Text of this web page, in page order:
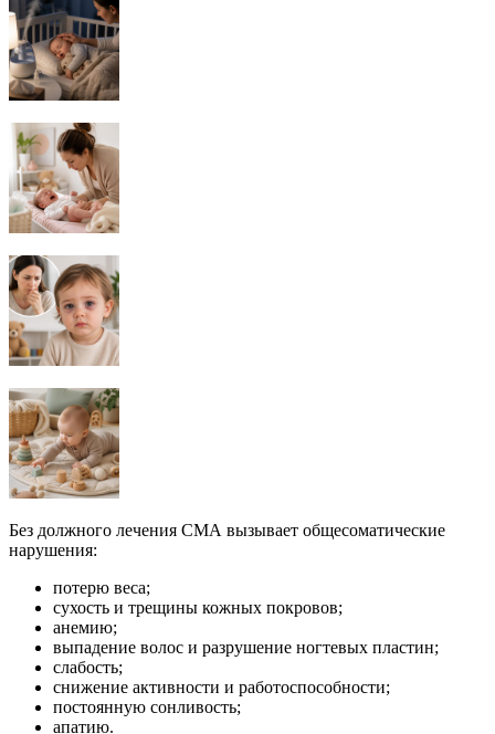
Без должного лечения СМА вызывает общесоматические
нарушения:
потерю веса;
сухость и трещины кожных покровов;
анемию;
выпадение волос и разрушение ногтевых пластин;
слабость;
снижение активности и работоспособности;
постоянную сонливость;
апатию.